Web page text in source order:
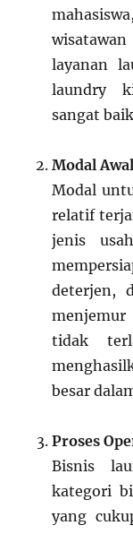
layanan
laundry
sangat
Modal
Modal
relatif
jenis
deterjen,
menjemur
tidak
besar
Proses
Bisnis
kategori
yang